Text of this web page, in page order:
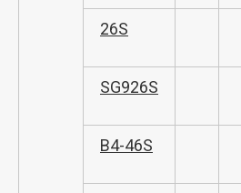
26S
SG926S
B4-46S